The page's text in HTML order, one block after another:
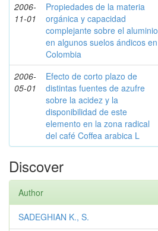
2006-
11-01
Propiedades de la materia
orgánica y capacidad
complejante sobre el aluminio
en algunos suelos ándicos en
Colombia
2006-
05-01
Efecto de corto plazo de
distintas fuentes de azufre
sobre la acidez y la
disponibilidad de este
elemento en la zona radical
del café Coffea arabica L
Discover
Author
SADEGHIAN K., S.